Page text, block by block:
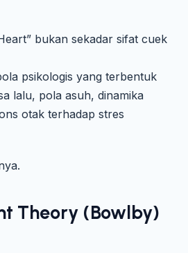
bukan sekadar sifat cuek
psikologis yang terbentuk
lalu, pola asuh, dinamika
otak terhadap stres
Theory (Bowlby)